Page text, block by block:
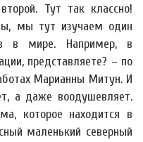
Тут так классно!
мы тут изучаем один
в мире. Например, в
представляете? – по
Марианны Митун. И
а даже воодушевляет.
которое находится в
маленький северный